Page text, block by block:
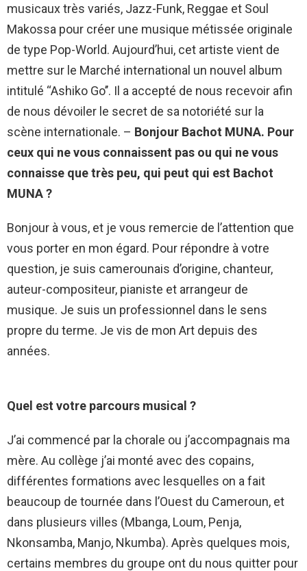
musicaux très variés, Jazz-Funk, Reggae et Soul
Makossa pour créer une musique métissée originale
de type Pop-World. Aujourd’hui, cet artiste vient de
mettre sur le Marché international un nouvel album
intitulé ‘‘Ashiko Go’’. Il a accepté de nous recevoir afin
de nous dévoiler le secret de sa notoriété sur la
scène internationale. – Bonjour Bachot MUNA. Pour
ceux qui ne vous connaissent pas ou qui ne vous
connaisse que très peu, qui peut qui est Bachot
MUNA ?
Bonjour à vous, et je vous remercie de l’attention que
vous porter en mon égard. Pour répondre à votre
question, je suis camerounais d’origine, chanteur,
auteur-compositeur, pianiste et arrangeur de
musique. Je suis un professionnel dans le sens
propre du terme. Je vis de mon Art depuis des
années.
Quel est votre parcours musical ?
J’ai commencé par la chorale ou j’accompagnais ma
mère. Au collège j’ai monté avec des copains,
différentes formations avec lesquelles on a fait
beaucoup de tournée dans l’Ouest du Cameroun, et
dans plusieurs villes (Mbanga, Loum, Penja,
Nkonsamba, Manjo, Nkumba). Après quelques mois,
certains membres du groupe ont du nous quitter pour